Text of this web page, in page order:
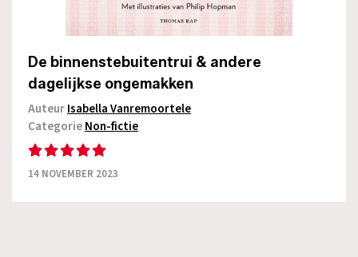
De binnenstebuitentrui & andere
dagelijkse ongemakken
AuteurIsabella Vanremoortele
CategorieNon-fictie
14 NOVEMBER 2023